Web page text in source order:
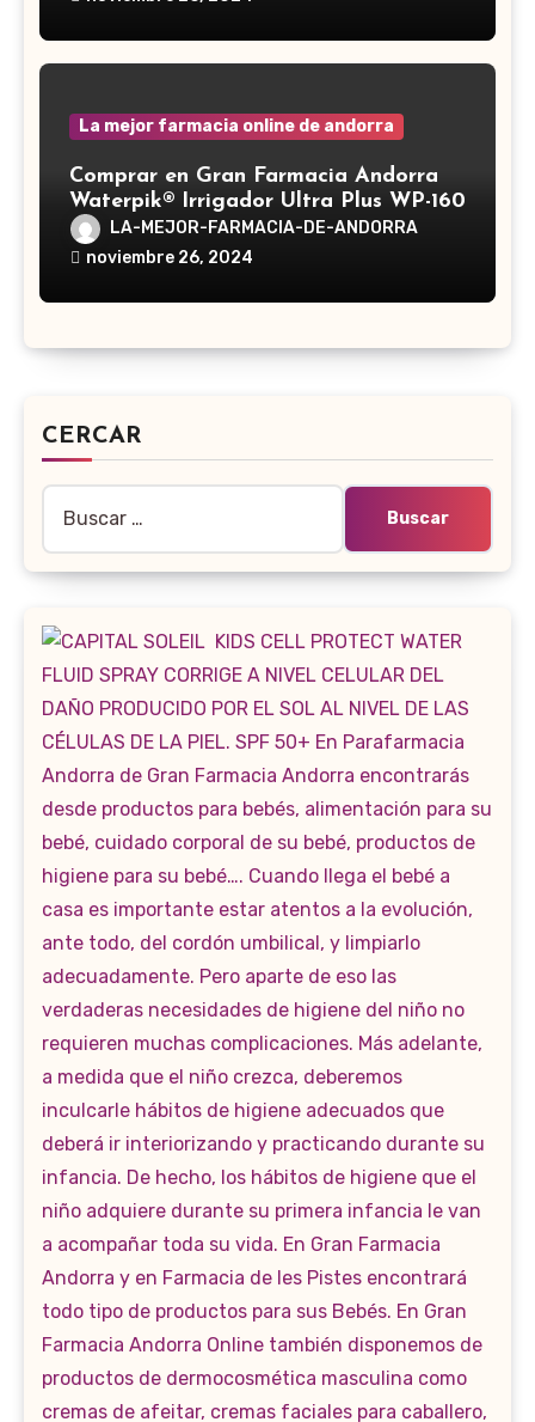
La mejor farmacia online de andorra
Comprar en Gran Farmacia Andorra
Waterpik® Irrigador Ultra Plus WP-160
LA-MEJOR-FARMACIA-DE-ANDORRA
noviembre 26, 2024
CERCAR